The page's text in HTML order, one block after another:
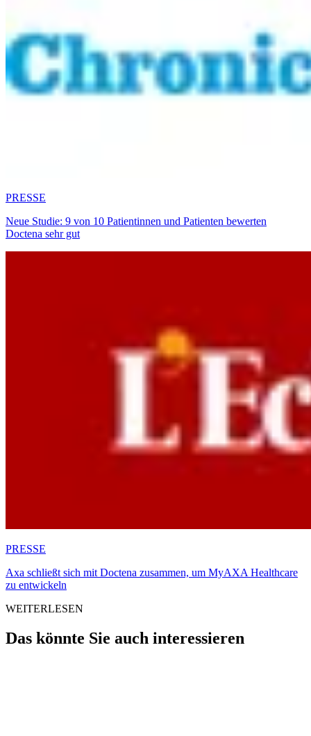
PRESSE
Neue Studie: 9 von 10 Patientinnen und Patienten bewerten
Doctena sehr gut
PRESSE
Axa schließt sich mit Doctena zusammen, um MyAXA Healthcare
zu entwickeln
WEITERLESEN
Das könnte Sie auch interessieren